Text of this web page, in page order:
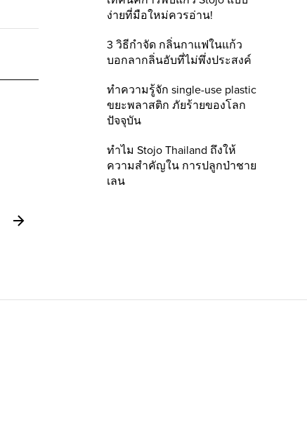
ง่ายที่มือใหม่ควรอ่าน!
3 วิธีกำจัด กลิ่นกาแฟในแก้ว
บอกลากลิ่นอับที่ไม่พึ่งประสงค์
ทำความรู้จัก single-use plastic
ขยะพลาสติก ภัยร้ายของโลก
ปัจจุบัน
ทำไม Stojo Thailand ถึงให้
ความสำคัญใน การปลูกป่าชาย
เลน